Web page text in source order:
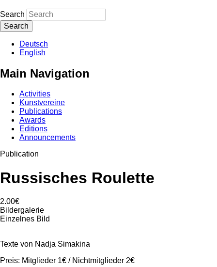
Search
Deutsch
English
Main Navigation
Activities
Kunstvereine
Publications
Awards
Editions
Announcements
Publication
Russisches Roulette
2.00€
Bildergalerie
Einzelnes Bild
Texte von Nadja Simakina
Preis: Mitglieder 1€ / Nichtmitglieder 2€